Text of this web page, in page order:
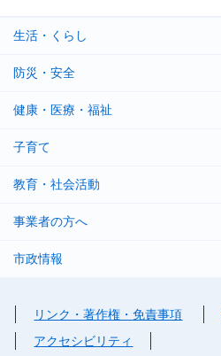
生活・くらし
防災・安全
健康・医療・福祉
子育て
教育・社会活動
事業者の方へ
市政情報
リンク・著作権・免責事項
アクセシビリティ